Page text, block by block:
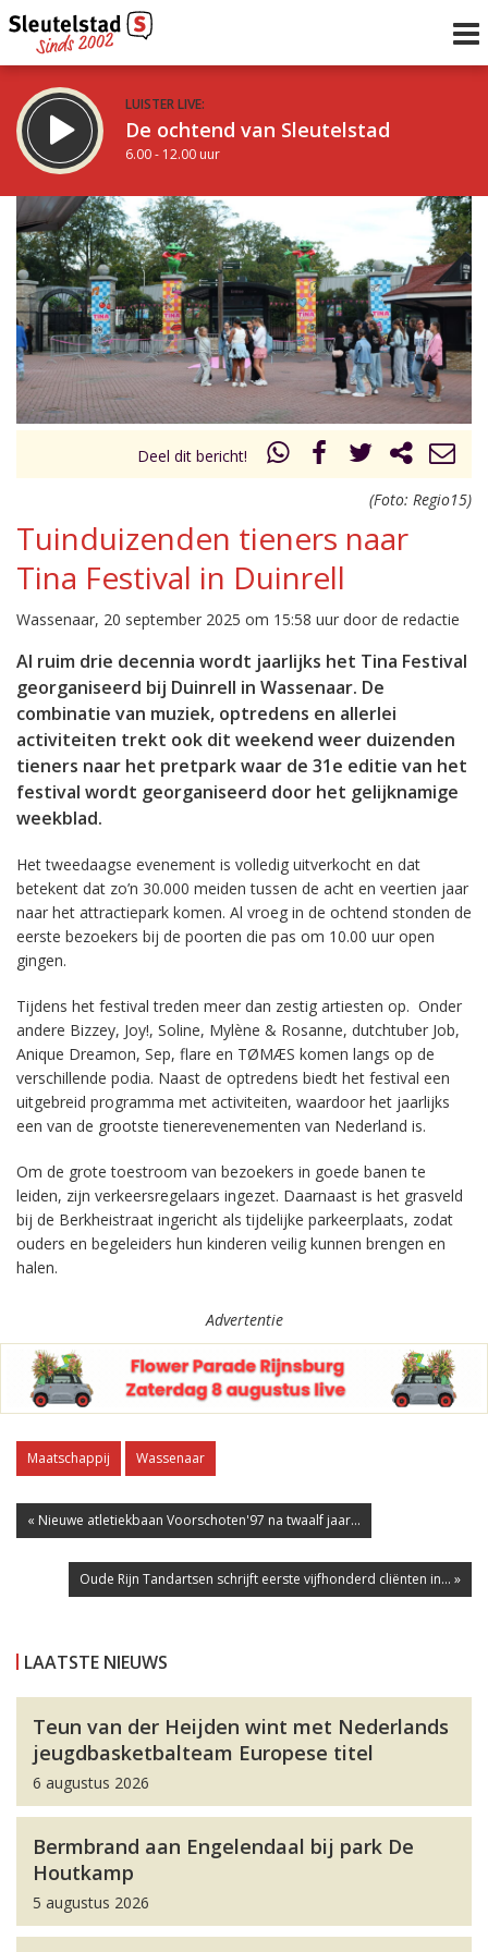
LUISTER LIVE:
De ochtend van Sleutelstad
6.00 - 12.00 uur
STRAKS:
De middag van Sleutelstad
12.00 - 18.00 uur
Vorig uur
uur 1 van 0 Volgend uur
Inklappen
Deel dit bericht!
(Foto: Regio15)
Tuinduizenden tieners naar
Tina Festival in Duinrell
Wassenaar, 20 september 2025 om 15:58 uur door de redactie
Al ruim drie decennia wordt jaarlijks het Tina Festival
georganiseerd bij Duinrell in Wassenaar. De
combinatie van muziek, optredens en allerlei
activiteiten trekt ook dit weekend weer duizenden
tieners naar het pretpark waar de 31e editie van het
festival wordt georganiseerd door het gelijknamige
weekblad.
Het tweedaagse evenement is volledig uitverkocht en dat
betekent dat zo’n 30.000 meiden tussen de acht en veertien jaar
naar het attractiepark komen. Al vroeg in de ochtend stonden de
eerste bezoekers bij de poorten die pas om 10.00 uur open
gingen.
Tijdens het festival treden meer dan zestig artiesten op. Onder
andere Bizzey, Joy!, Soline, Mylène & Rosanne, dutchtuber Job,
Anique Dreamon, Sep, flare en TØMÆS komen langs op de
verschillende podia. Naast de optredens biedt het festival een
uitgebreid programma met activiteiten, waardoor het jaarlijks
een van de grootste tienerevenementen van Nederland is.
Om de grote toestroom van bezoekers in goede banen te
leiden, zijn verkeersregelaars ingezet. Daarnaast is het grasveld
bij de Berkheistraat ingericht als tijdelijke parkeerplaats, zodat
ouders en begeleiders hun kinderen veilig kunnen brengen en
halen.
Advertentie
Maatschappij Wassenaar
« Nieuwe atletiekbaan Voorschoten'97 na twaalf jaar...
Oude Rijn Tandartsen schrijft eerste vijfhonderd cliënten in... »
LAATSTE NIEUWS
Teun van der Heijden wint met Nederlands
jeugdbasketbalteam Europese titel
6 augustus 2026
Bermbrand aan Engelendaal bij park De
Houtkamp
5 augustus 2026